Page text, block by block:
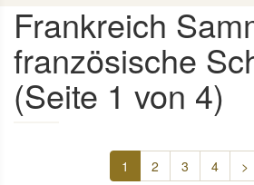
Frankreich
französische
(Seite 1 von 4)
1 2 3 4 >